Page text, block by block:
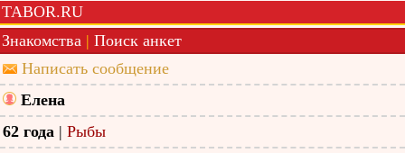
TABOR.RU
Знакомства | Поиск анкет
Написать сообщение
Елена
62 года | Рыбы